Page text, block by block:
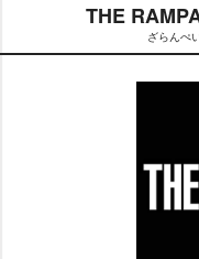
THE
ざらんぺ